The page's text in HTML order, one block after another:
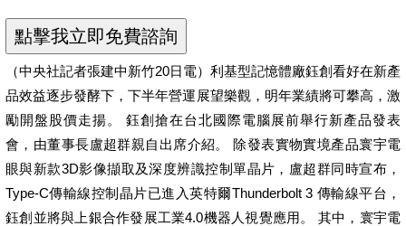
（中央社記者張建中新竹20日電）利基型記憶體廠鈺創看好在新產
品效益逐步發酵下，下半年營運展望樂觀，明年業績將可攀高，激
勵開盤股價走揚。 鈺創搶在台北國際電腦展前舉行新產品發表
會，由董事長盧超群親自出席介紹。 除發表實物實境產品寰宇電
眼與新款3D影像擷取及深度辨識控制單晶片，盧超群同時宣布，
Type-C傳輸線控制晶片已進入英特爾Thunderbolt 3 傳輸線平台，
鈺創並將與上銀合作發展工業4.0機器人視覺應用。 其中，寰宇電